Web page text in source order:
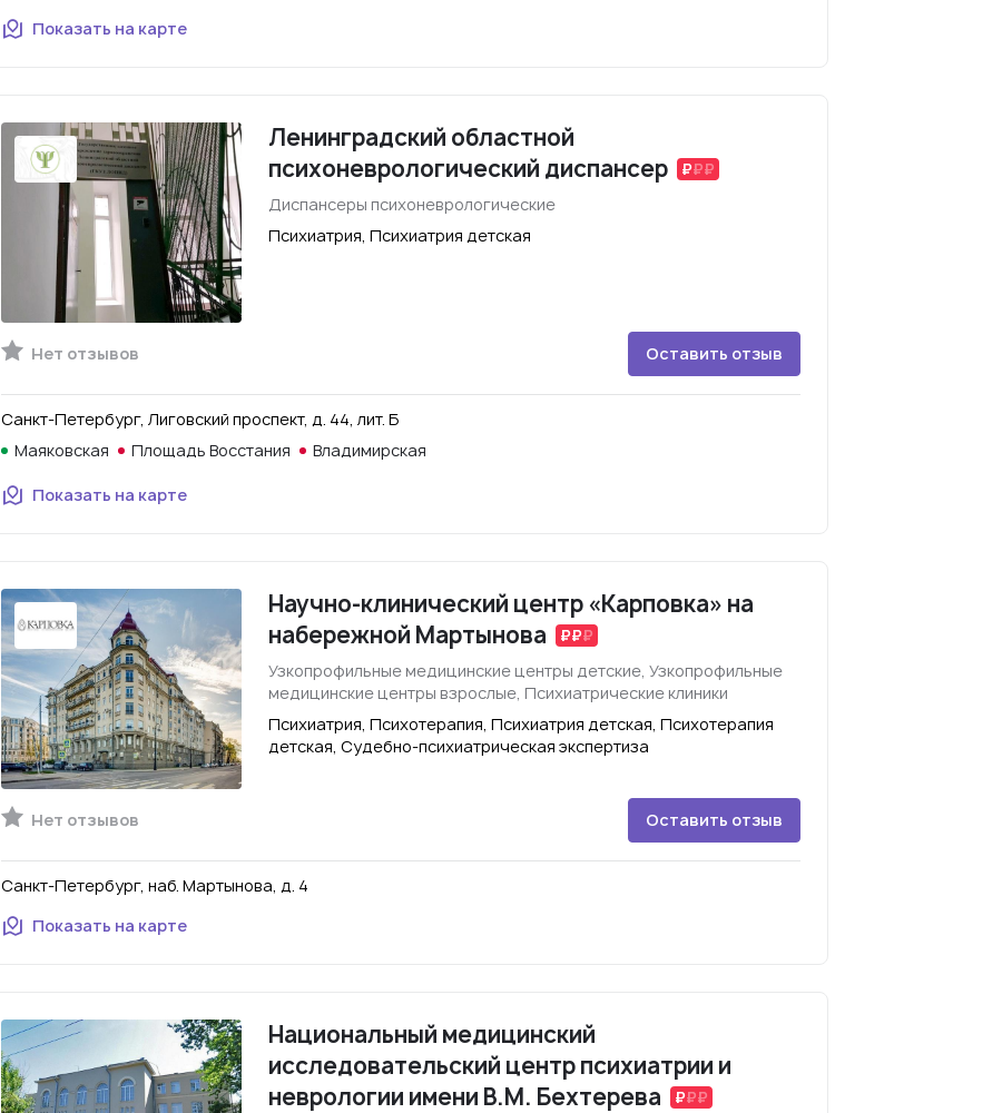
Показать на карте
Ленинградский областной
психоневрологический диспансер
Диспансеры психоневрологические
Психиатрия, Психиатрия детская
Нет отзывов Оставить отзыв
Санкт-Петербург, Лиговский проспект, д. 44, лит. Б
Маяковская
Площадь Восстания Владимирская
Показать на карте
Научно-клинический центр «Карповка» на
набережной Мартынова
Узкопрофильные медицинские центры детские, Узкопрофильные
медицинские центры взрослые, Психиатрические клиники
Психиатрия, Психотерапия, Психиатрия детская, Психотерапия
детская, Судебно-психиатрическая экспертиза
Нет отзывов Оставить отзыв
Санкт-Петербург, наб. Мартынова, д. 4
Показать на карте
Национальный медицинский
исследовательский центр психиатрии и
неврологии имени В.М. Бехтерева